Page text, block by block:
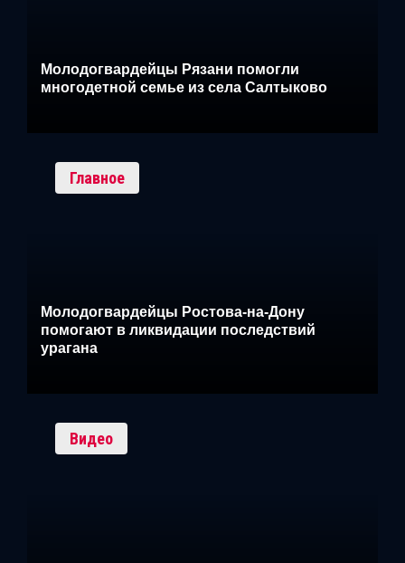
Молодогвардейцы Рязани помогли
многодетной семье из села Салтыково
Главное
Молодогвардейцы Ростова-на-Дону
помогают в ликвидации последствий
урагана
Видео